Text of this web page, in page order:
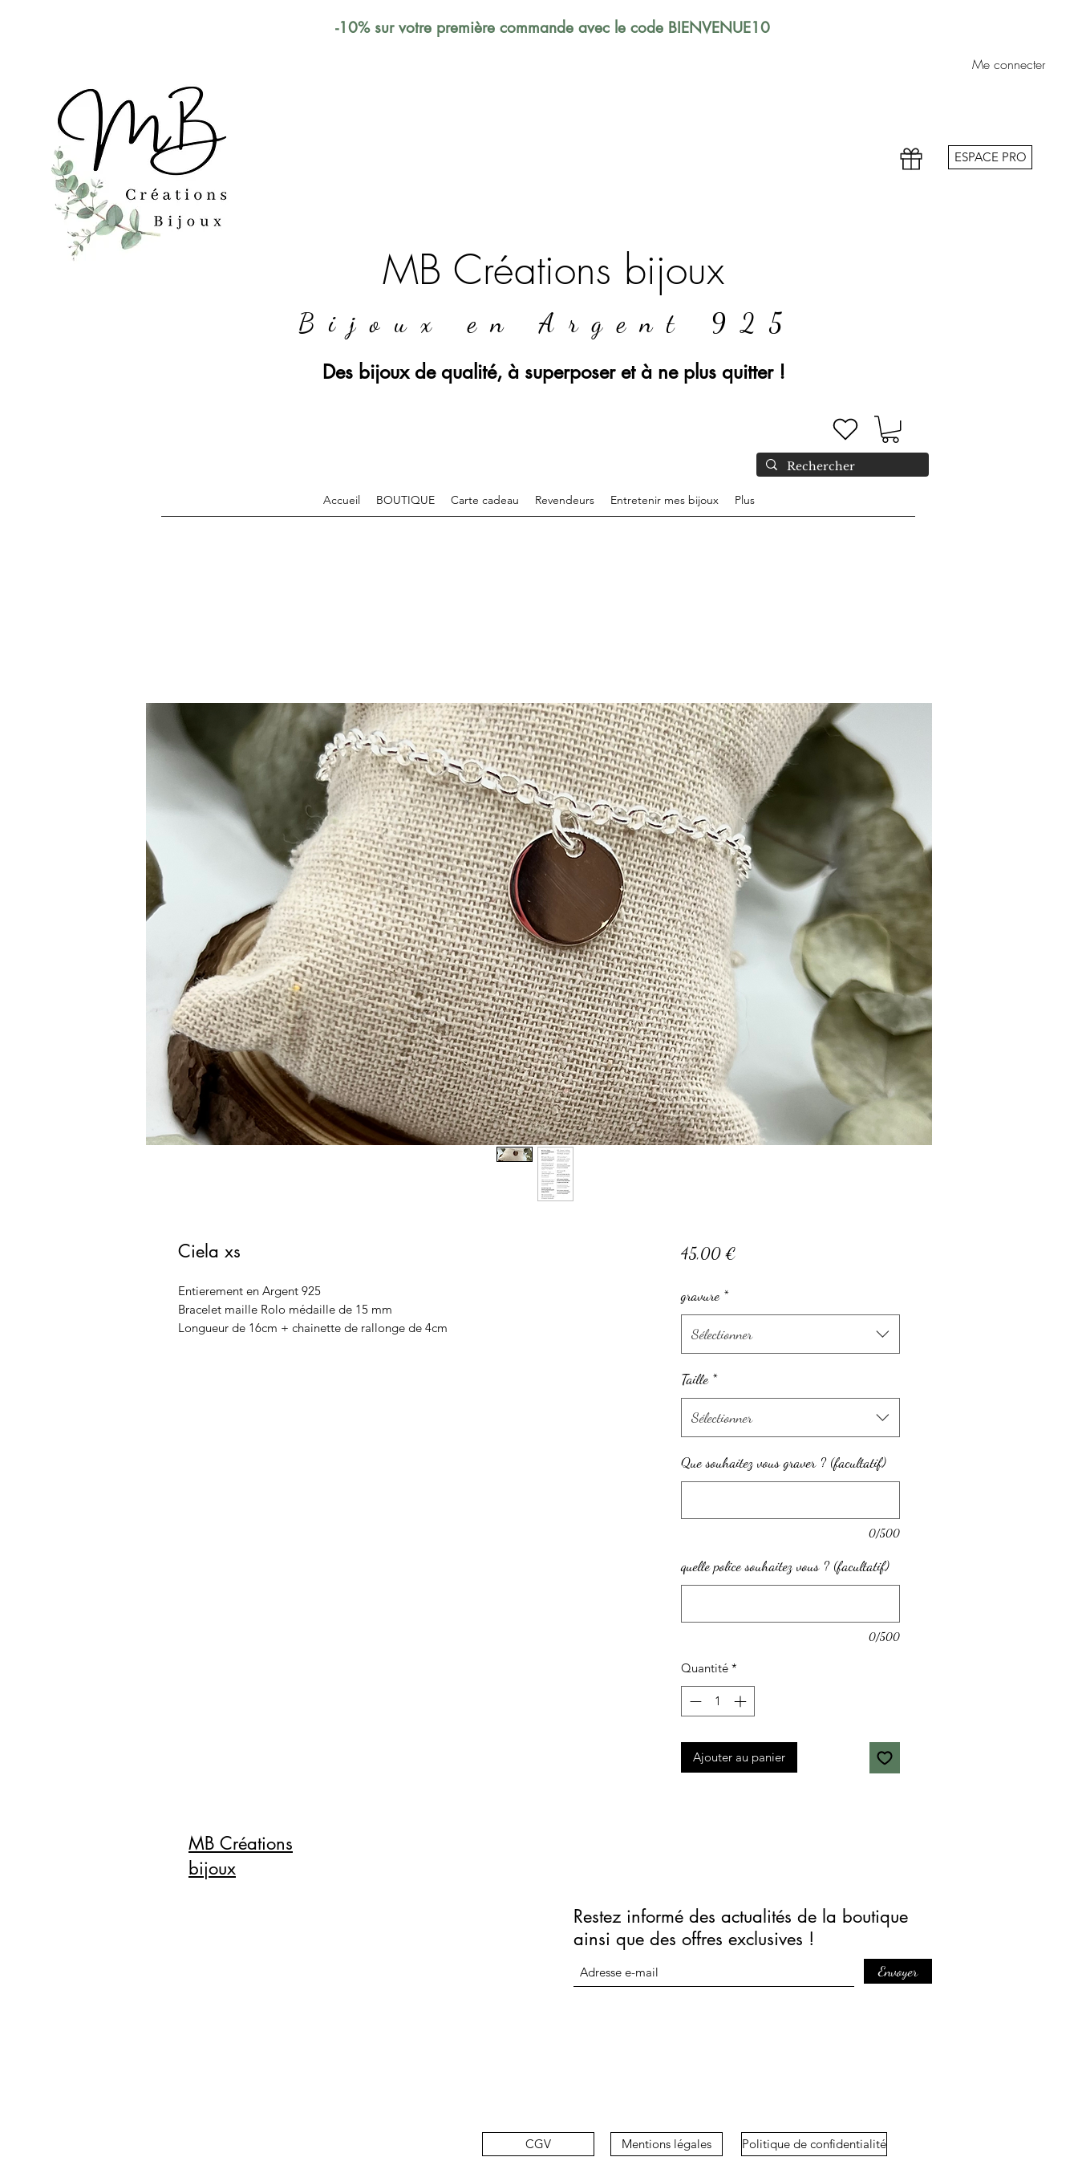
-10% sur votre première commande avec le code BIENVENUE10
MB Créations bijoux
Me connecter
ESPACE PRO
Bijoux en Argent 925
Des bijoux de qualité, à superposer et à ne plus quitter !
Accueil BOUTIQUE Carte cadeau Revendeurs Entretenir mes bijoux Plus
Ciela xs
Entierement en Argent 925
Bracelet maille Rolo médaille de 15 mm
Longueur de 16cm + chainette de rallonge de 4cm
45,00 €Prix
gravure *
Sélectionner
Taille *
Sélectionner
Que souhaitez vous graver ? (facultatif)
0/500
quelle police souhaitez vous ? (facultatif)
0/500
Quantité *
Ajouter au panier
MB Créations
bijoux
Restez informé des actualités de la boutique
ainsi que des offres exclusives !
Envoyer
CGV Mentions légales Politique de confidentialité